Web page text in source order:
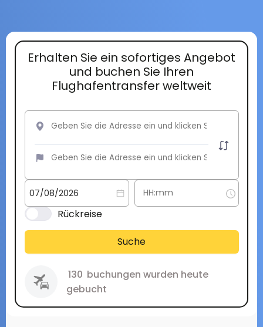
Erhalten Sie ein sofortiges Angebot
und buchen Sie Ihren
Flughafentransfer weltweit
Rückreise
Suche
130 buchungen wurden heute
gebucht